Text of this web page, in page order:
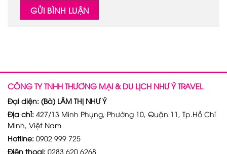
CÔNG TY TNHH THƯƠNG MẠI & DU LỊCH NHƯ Ý TRAVEL
Đại diện: (Bà) LÂM THỊ NHƯ Ý
Địa chỉ: 427/13 Minh Phụng, Phường 10, Quận 11, Tp.Hồ Chí
Minh, Việt Nam
Hotline: 0902 999 725
Điện thoại: 0283 620 6268